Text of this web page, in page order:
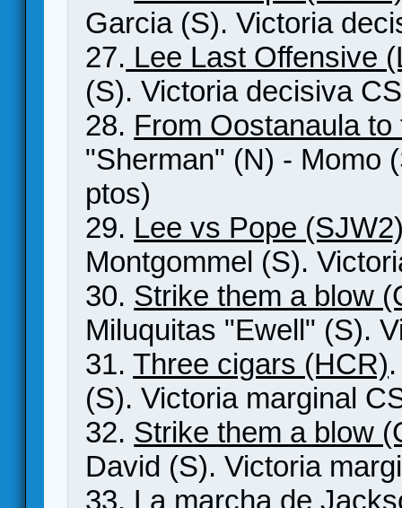
Garcia (S). Victoria
27. Lee Last Offensive
(S). Victoria decisiva
28. From Oostanaula
"Sherman" (N) - Momo
ptos)
29. Lee vs Pope
Montgommel (S).
30. Strike them a blow
Miluquitas "Ewell" (S).
31.Three cigars (HCR)
(S). Victoria marginal
32. Strike them a blow
David (S). Victoria
33. La marcha de